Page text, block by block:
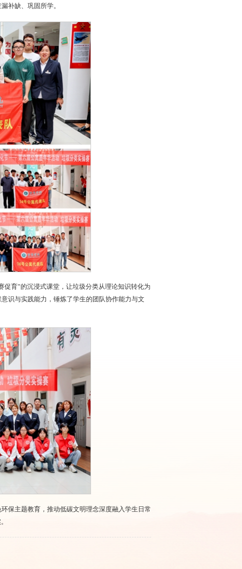
补缺、巩固所学。
育”的沉浸式课堂，让垃圾分类从理论知识转化为
识与实践能力，锤炼了学生的团队协作能力与文
保主题教育，推动低碳文明理念深度融入学生日常